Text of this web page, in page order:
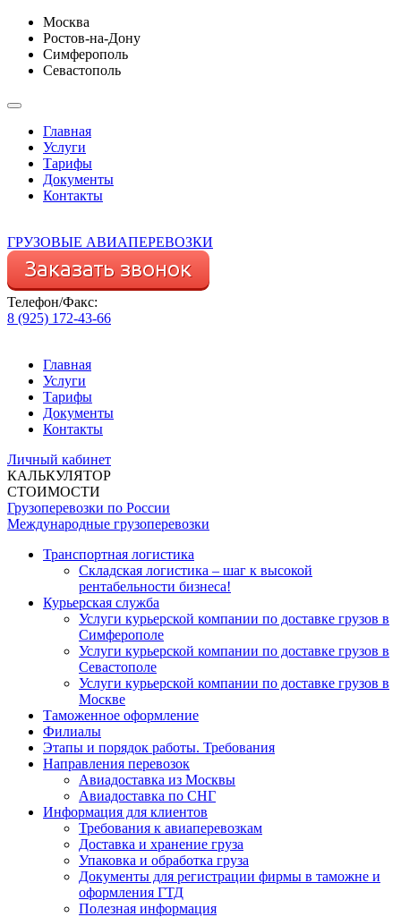
Москва
Ростов-на-Дону
Симферополь
Севастополь
Главная
Услуги
Тарифы
Документы
Контакты
ГРУЗОВЫЕ АВИАПЕРЕВОЗКИ
Телефон/Факс:
8 (925) 172-43-66
Главная
Услуги
Тарифы
Документы
Контакты
Личный кабинет
КАЛЬКУЛЯТОР
СТОИМОСТИ
Грузоперевозки по России
Международные грузоперевозки
Транспортная логистика
Складская логистика – шаг к высокой
рентабельности бизнеса!
Курьерская служба
Услуги курьерской компании по доставке грузов в
Симферополе
Услуги курьерской компании по доставке грузов в
Севастополе
Услуги курьерской компании по доставке грузов в
Москве
Таможенное оформление
Филиалы
Этапы и порядок работы. Требования
Направления перевозок
Авиадоставка из Москвы
Авиадоставка по СНГ
Информация для клиентов
Требования к авиаперевозкам
Доставка и хранение груза
Упаковка и обработка груза
Документы для регистрации фирмы в таможне и
оформления ГТД
Полезная информация